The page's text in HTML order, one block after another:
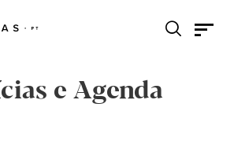
e Agenda